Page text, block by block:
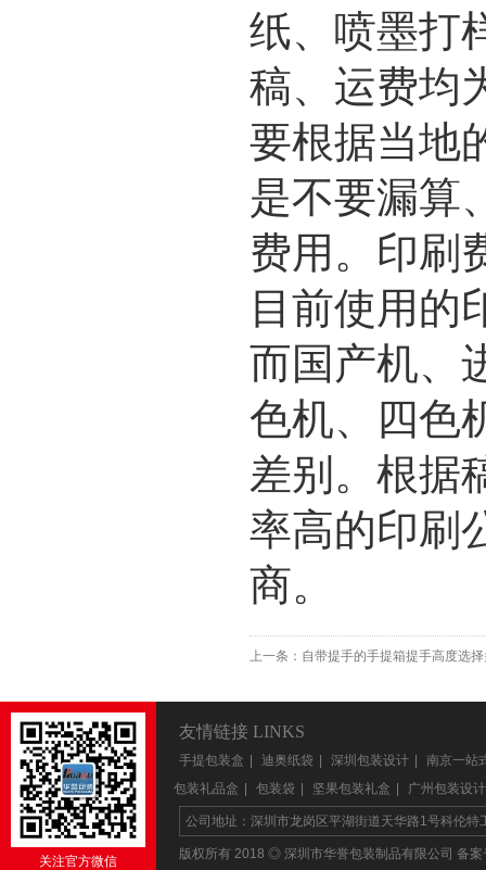
纸、喷墨打
稿、运费均
要根据当地
是不要漏算
费用。印刷
目前使用的
而国产机、
色机、四色
差别。根据
率高的印刷
商。
上一条： 自带提手的手提箱提手高度选
关注官方微信
友情链接 LINKS
手提包装盒 迪奥纸袋 深圳包装设计
南京一站
包装礼品盒
包装袋 坚果包装礼盒 广州包装设计
公司地址：深圳市龙岗区平湖街道天华路1号科伦
版权所有 2018 ◎ 深圳市华誉包装制品有限公司 备案